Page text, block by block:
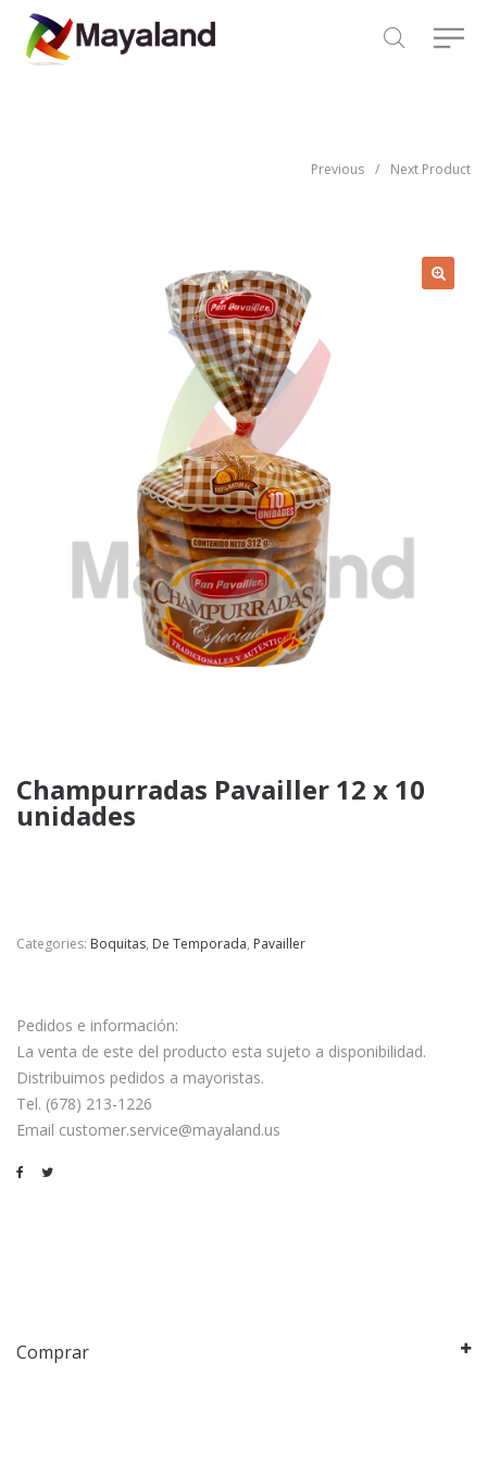
Previous / Next Product
Champurradas Pavailler 12 x 10
unidades
Categories: Boquitas, De Temporada, Pavailler
Pedidos e información:
La venta de este del producto esta sujeto a disponibilidad.
Distribuimos pedidos a mayoristas.
Tel. (678) 213-1226
Email customer.service@mayaland.us
Comprar